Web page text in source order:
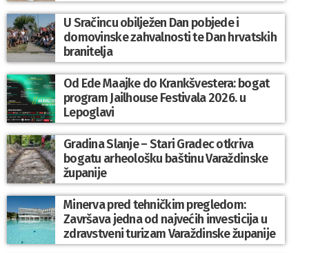
U Sračincu obilježen Dan pobjede i
domovinske zahvalnosti te Dan hrvatskih
branitelja
Od Ede Maajke do Krankšvestera: bogat
program Jailhouse Festivala 2026. u
Lepoglavi
Gradina Slanje – Stari Gradec otkriva
bogatu arheološku baštinu Varaždinske
županije
Minerva pred tehničkim pregledom:
Završava jedna od najvećih investicija u
zdravstveni turizam Varaždinske županije